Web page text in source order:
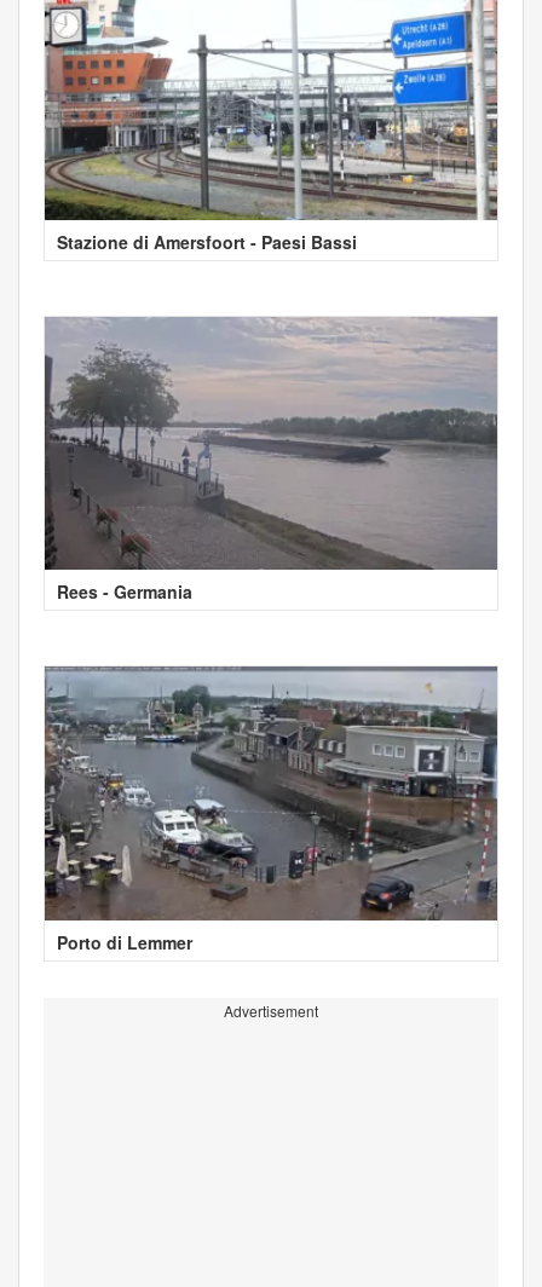
Stazione di Amersfoort - Paesi Bassi
Rees - Germania
Porto di Lemmer
Advertisement